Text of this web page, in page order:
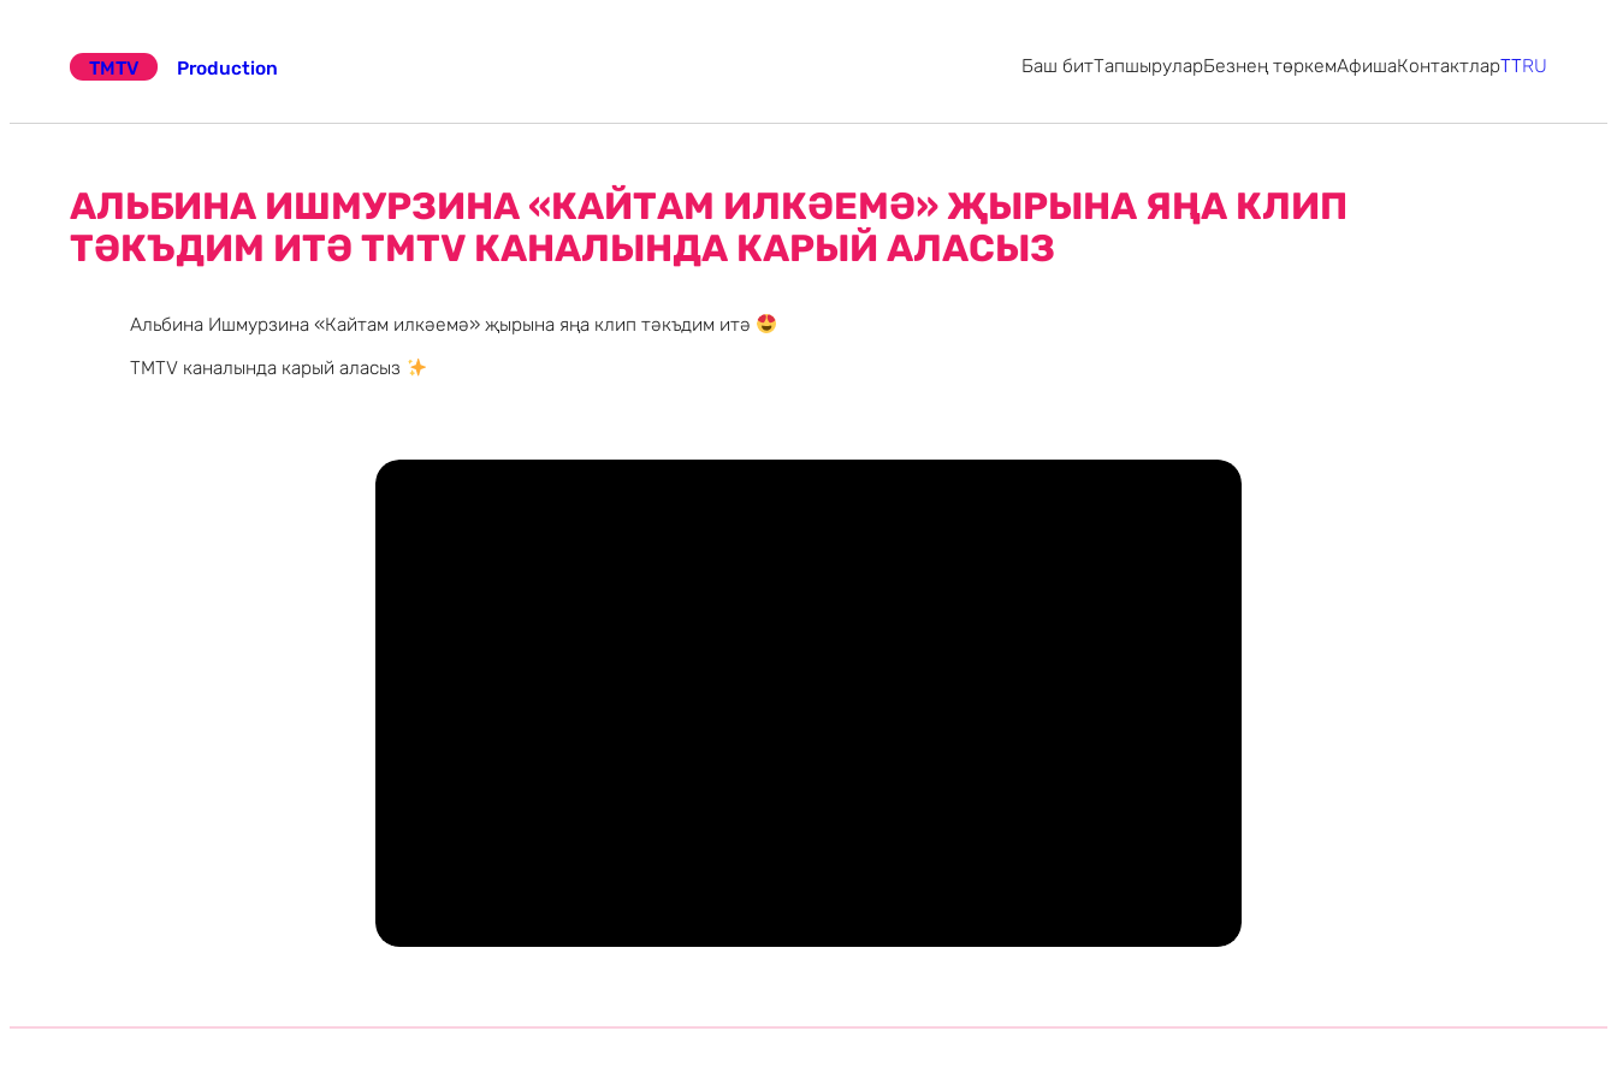
TMTV
Production Баш битТапшыруларБезнең төркемАфишаКонтактларTTRU
АЛЬБИНА ИШМУРЗИНА «КАЙТАМ ИЛКӘЕМӘ» ҖЫРЫНА ЯҢА КЛИП
ТӘКЪДИМ ИТӘ TMTV КАНАЛЫНДА КАРЫЙ АЛАСЫЗ
Альбина Ишмурзина «Кайтам илкәемә» җырына яңа клип тәкъдим итә
TMTV каналында карый аласыз